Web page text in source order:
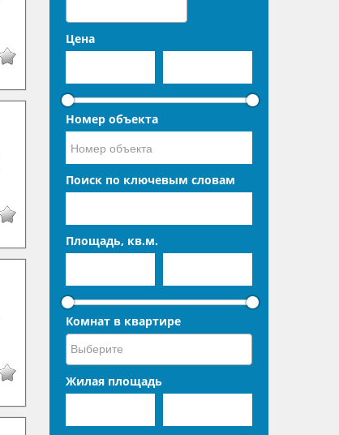
Цена
Номер объекта
Поиск по ключевым словам
Площадь, кв.м.
Комнат в квартире
Жилая площадь